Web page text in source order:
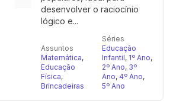
desenvolver o raciocínio
lógico e...
Assuntos
Matemática,
Educação
Física,
Brincadeiras
Séries
Educação
Infantil, 1º Ano,
2º Ano, 3º
Ano, 4º Ano,
5º Ano